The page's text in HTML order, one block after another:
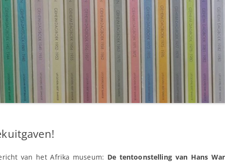
van het Afrika museum: De tentoonstelling van Hans